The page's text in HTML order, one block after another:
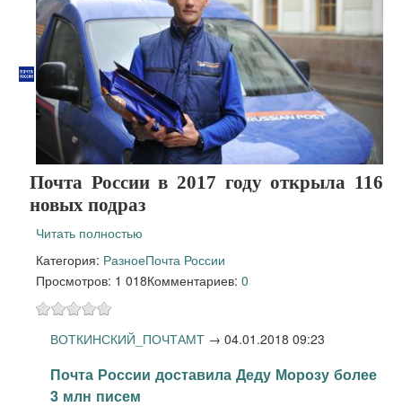
Почта России в 2017 году открыла 116
новых подраз
Читать полностью
Категория: РазноеПочта России
Просмотров: 1 018Комментариев: 0
ВОТКИНСКИЙ_ПОЧТАМТ → 04.01.2018 09:23
Почта России доставила Деду Морозу более
3 млн писем